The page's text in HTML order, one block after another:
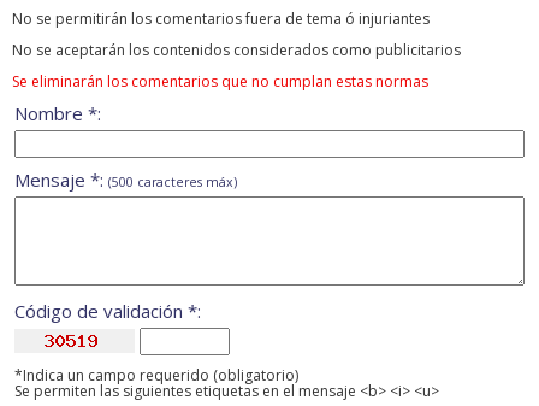
No se permitirán los comentarios fuera de tema ó injuriantes
No se aceptarán los contenidos considerados como publicitarios
Se eliminarán los comentarios que no cumplan estas normas
Nombre *:
Mensaje *: (500 caracteres máx)
Código de validación *:
*Indica un campo requerido (obligatorio)
Se permiten las siguientes etiquetas en el mensaje <b> <i> <u>